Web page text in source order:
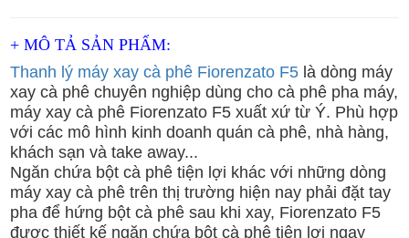
+ MÔ TẢ SẢN PHẨM:
Thanh lý máy xay cà phê Fiorenzato F5 là dòng máy
xay cà phê chuyên nghiệp dùng cho cà phê pha máy,
máy xay cà phê Fiorenzato F5 xuất xứ từ Ý. Phù hợp
với các mô hình kinh doanh quán cà phê, nhà hàng,
khách sạn và take away...
Ngăn chứa bột cà phê tiện lợi khác với những dòng
máy xay cà phê trên thị trường hiện nay phải đặt tay
pha để hứng bột cà phê sau khi xay, Fiorenzato F5
được thiết kế ngăn chứa bột cà phê tiện lợi ngay